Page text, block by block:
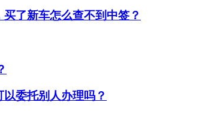
了新车怎么查不到中签？
委托别人办理吗？